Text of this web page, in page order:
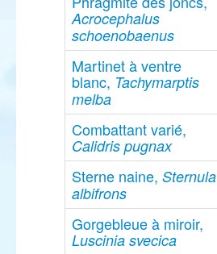
Acrocephalus
schoenobaenus
Martinet à ventre
blanc, Tachymarptis
melba
Combattant varié,
Calidris pugnax
Sterne naine, Sternula
albifrons
Gorgebleue à miroir,
Luscinia svecica